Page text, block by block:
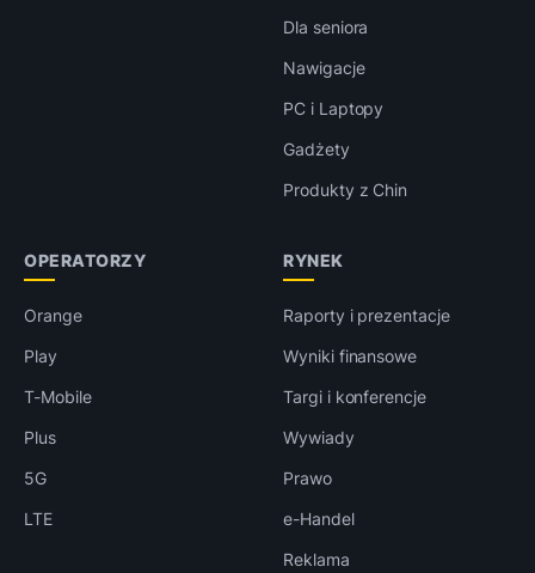
Dla seniora
Nawigacje
PC i Laptopy
Gadżety
Produkty z Chin
OPERATORZY
Orange
Play
T-Mobile
Plus
5G
LTE
RYNEK
Raporty i prezentacje
Wyniki finansowe
Targi i konferencje
Wywiady
Prawo
e-Handel
Reklama